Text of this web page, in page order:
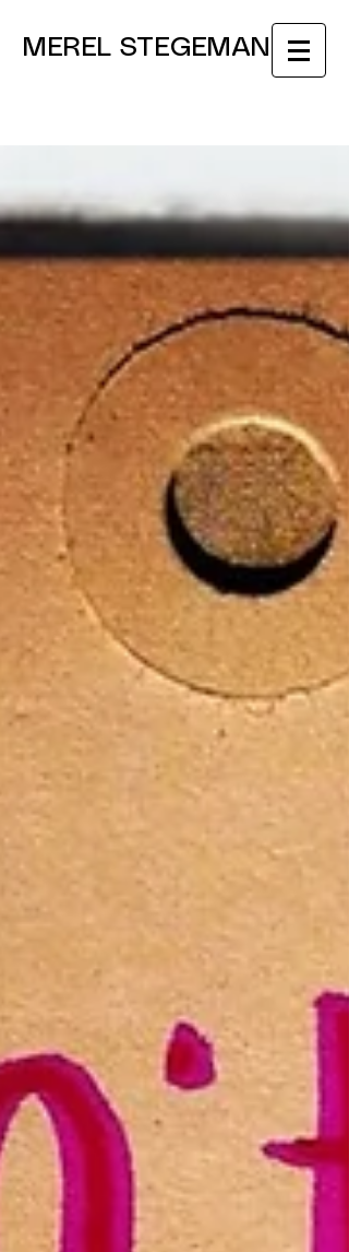
MEREL STEGEMAN